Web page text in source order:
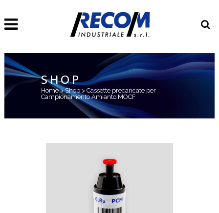
SHOP
Home>Shop > Cassette precaricate per
Campionamento Amianto MOCF